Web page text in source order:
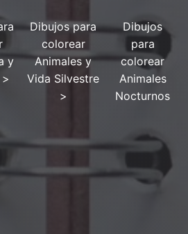
y
>
Dibujos para
colorear
Animales y
Vida Silvestre
>
Dibujos
para
colorear
Animales
Nocturnos